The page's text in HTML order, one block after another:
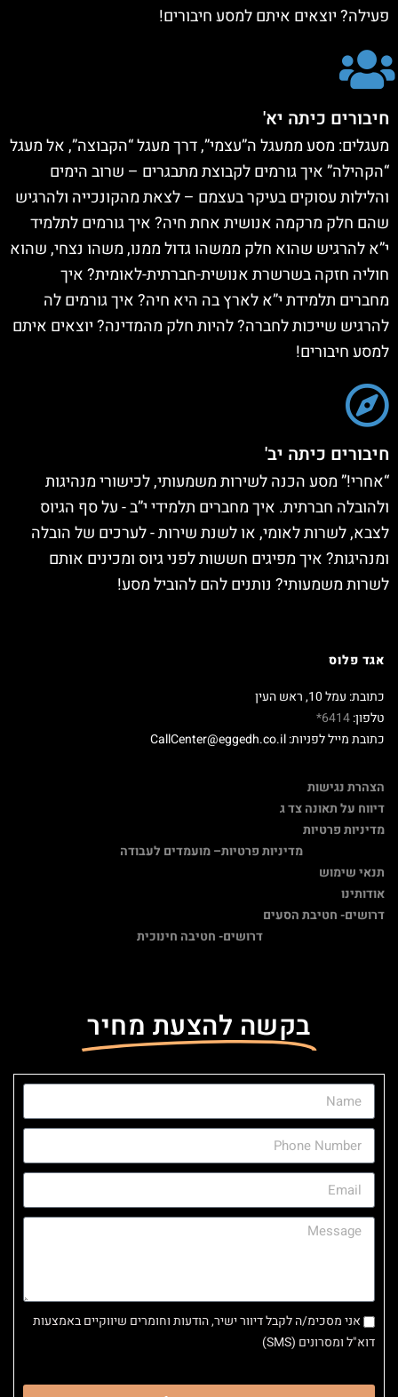
פעילה? יוצאים איתם למסע חיבורים!
חיבורים כיתה יא'
מעגלים: מסע ממעגל ה”עצמי”, דרך מעגל “הקבוצה”, אל מעגל
“הקהילה” איך גורמים לקבוצת מתבגרים – שרוב הימים
והלילות עסוקים בעיקר בעצמם – לצאת מהקונכייה ולהרגיש
שהם חלק מרקמה אנושית אחת חיה? איך גורמים לתלמיד
י”א להרגיש שהוא חלק ממשהו גדול ממנו, משהו נצחי, שהוא
חוליה חזקה בשרשרת אנושית-חברתית-לאומית? איך
מחברים תלמידת י”א לארץ בה היא חיה? איך גורמים לה
להרגיש שייכות לחברה? להיות חלק מהמדינה? יוצאים איתם
למסע חיבורים!
חיבורים כיתה יב'
“אחרי!” מסע הכנה לשירות משמעותי, לכישורי מנהיגות
ולהובלה חברתית. איך מחברים תלמידי י”ב - על סף הגיוס
לצבא, לשרות לאומי, או לשנת שירות - לערכים של הובלה
ומנהיגות? איך מפיגים חששות לפני גיוס ומכינים אותם
לשרות משמעותי? נותנים להם להוביל מסע!
אגד פלוס
כתובת: עמל 10, ראש העין
טלפון:6414*
כתובת מייל לפניות: CallCenter@eggedh.co.il
הצהרת נגישות
דיווח על תאונה צד ג
מדיניות פרטיות
מדיניות פרטיות– מועמדים לעבודה
תנאי שימוש
אודותינו
דרושים- חטיבת הסעים
דרושים- חטיבה חינוכית
בקשה להצעת מחיר
אני מסכימ/ה לקבל דיוור ישיר, הודעות וחומרים שיווקיים באמצעות
דוא"ל ומסרונים (SMS)